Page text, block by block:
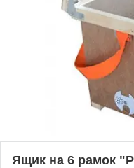
Ящик на 6 рамок